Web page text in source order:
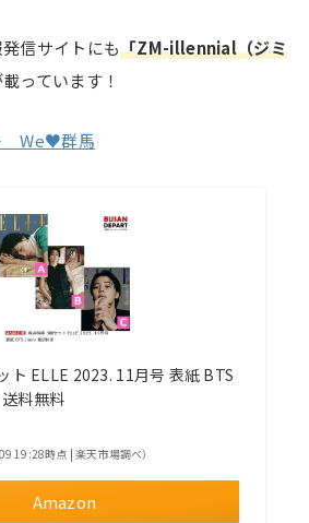
信サイトにも「ZM-illennial（ジミ
っています！
We♥群馬
ト ELLE 2023. 11月号 表紙 BTS
料無料
19:28時点 | 楽天市場調べ）
Amazon